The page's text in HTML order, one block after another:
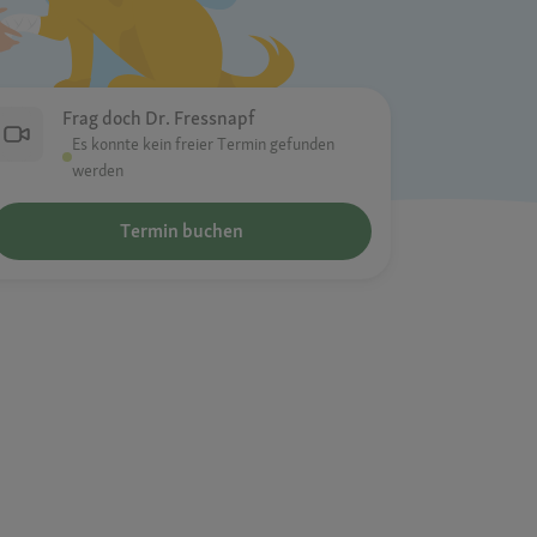
Frag doch Dr. Fressnapf
Es konnte kein freier Termin gefunden
werden
Termin buchen